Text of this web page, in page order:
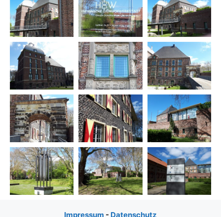
Impressum - Datenschutz